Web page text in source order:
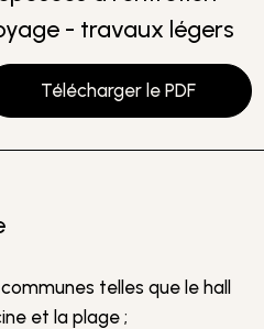
- travaux légers
Télécharger le PDF
telles que le hall
et la plage ;